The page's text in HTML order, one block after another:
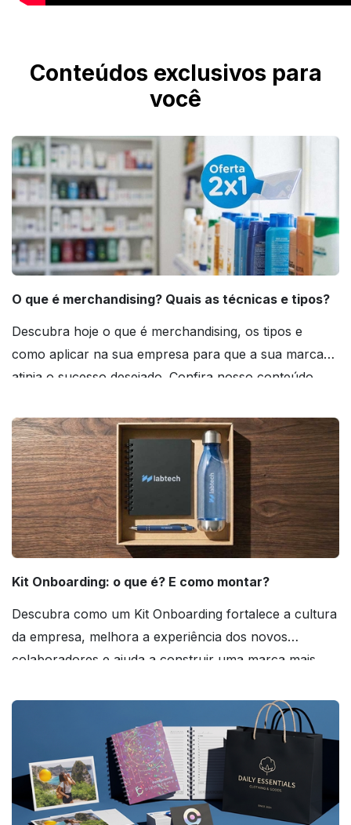
Conteúdos exclusivos para
você
O que é merchandising? Quais as técnicas e tipos?
Descubra hoje o que é merchandising, os tipos e
como aplicar na sua empresa para que a sua marca
atinja o sucesso desejado. Confira nosso conteúdo
Kit Onboarding: o que é? E como montar?
Descubra como um Kit Onboarding fortalece a cultura
da empresa, melhora a experiência dos novos
colaboradores e ajuda a construir uma marca mais